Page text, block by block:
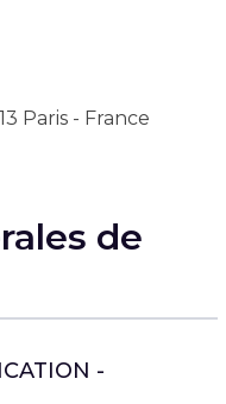
Paris - France
de
-